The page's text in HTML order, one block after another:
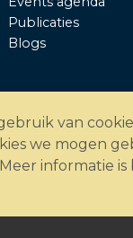
Publicaties
Blogs
van
we mogen
informatie is